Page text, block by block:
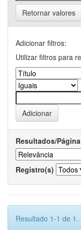
Retornar valores
Adicionar filtros:
Utilizar filtros para
Resultados/Página
Registro(s)
Resultado 1-1 de 1.